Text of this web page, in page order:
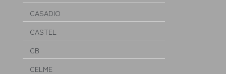
CASADIO
CASTEL
CB
CELME